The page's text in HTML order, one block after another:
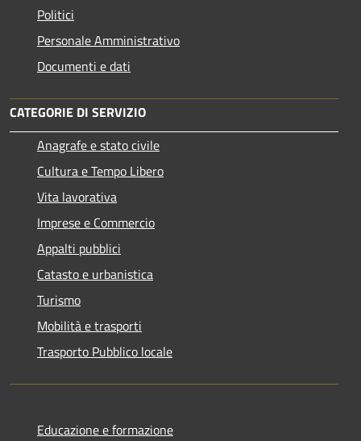
Politici
Personale Amministrativo
Documenti e dati
CATEGORIE DI SERVIZIO
Anagrafe e stato civile
Cultura e Tempo Libero
Vita lavorativa
Imprese e Commercio
Appalti pubblici
Catasto e urbanistica
Turismo
Mobilità e trasporti
Trasporto Pubblico locale
Educazione e formazione